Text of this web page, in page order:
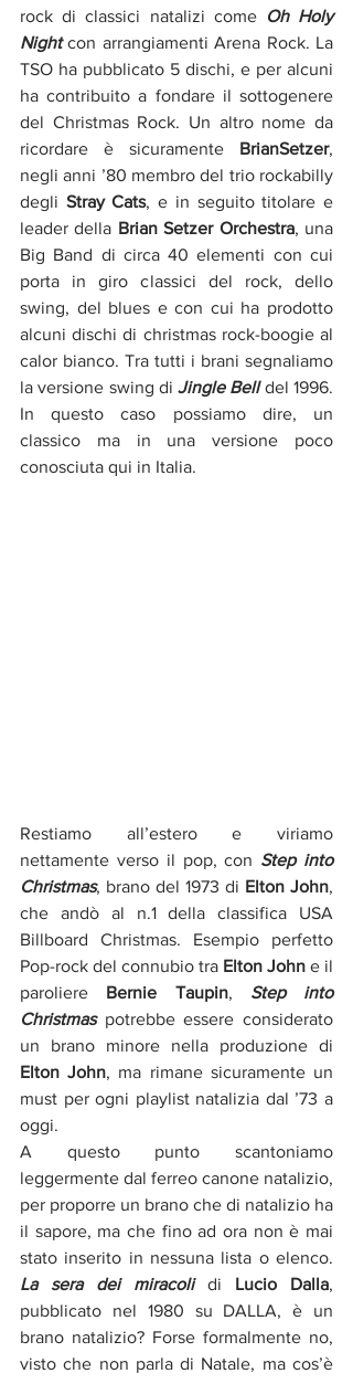
rock di classici natalizi come Oh Holy
Night con arrangiamenti Arena Rock. La
TSO ha pubblicato 5 dischi, e per alcuni
ha contribuito a fondare il sottogenere
del Christmas Rock. Un altro nome da
ricordare è sicuramente BrianSetzer,
negli anni ’80 membro del trio rockabilly
degli Stray Cats, e in seguito titolare e
leader della Brian Setzer Orchestra, una
Big Band di circa 40 elementi con cui
porta in giro classici del rock, dello
swing, del blues e con cui ha prodotto
alcuni dischi di christmas rock-boogie al
calor bianco. Tra tutti i brani segnaliamo
la versione swing di Jingle Bell del 1996.
In questo caso possiamo dire, un
classico ma in una versione poco
conosciuta qui in Italia.
Restiamo all’estero e viriamo
nettamente verso il pop, con Step into
Christmas, brano del 1973 di Elton John,
che andò al n.1 della classifica USA
Billboard Christmas. Esempio perfetto
Pop-rock del connubio tra Elton John e il
paroliere Bernie Taupin, Step into
Christmas potrebbe essere considerato
Elton John, ma rimane sicuramente un
must per ogni playlist natalizia dal ’73 a
oggi.
A questo punto scantoniamo
leggermente dal ferreo canone natalizio,
per proporre un brano che di natalizio ha
il sapore, ma che fino ad ora non è mai
La sera dei miracoli di Lucio Dalla,
pubblicato nel 1980 su DALLA, è un
brano natalizio? Forse formalmente no,
visto che non parla di Natale, ma cos’è